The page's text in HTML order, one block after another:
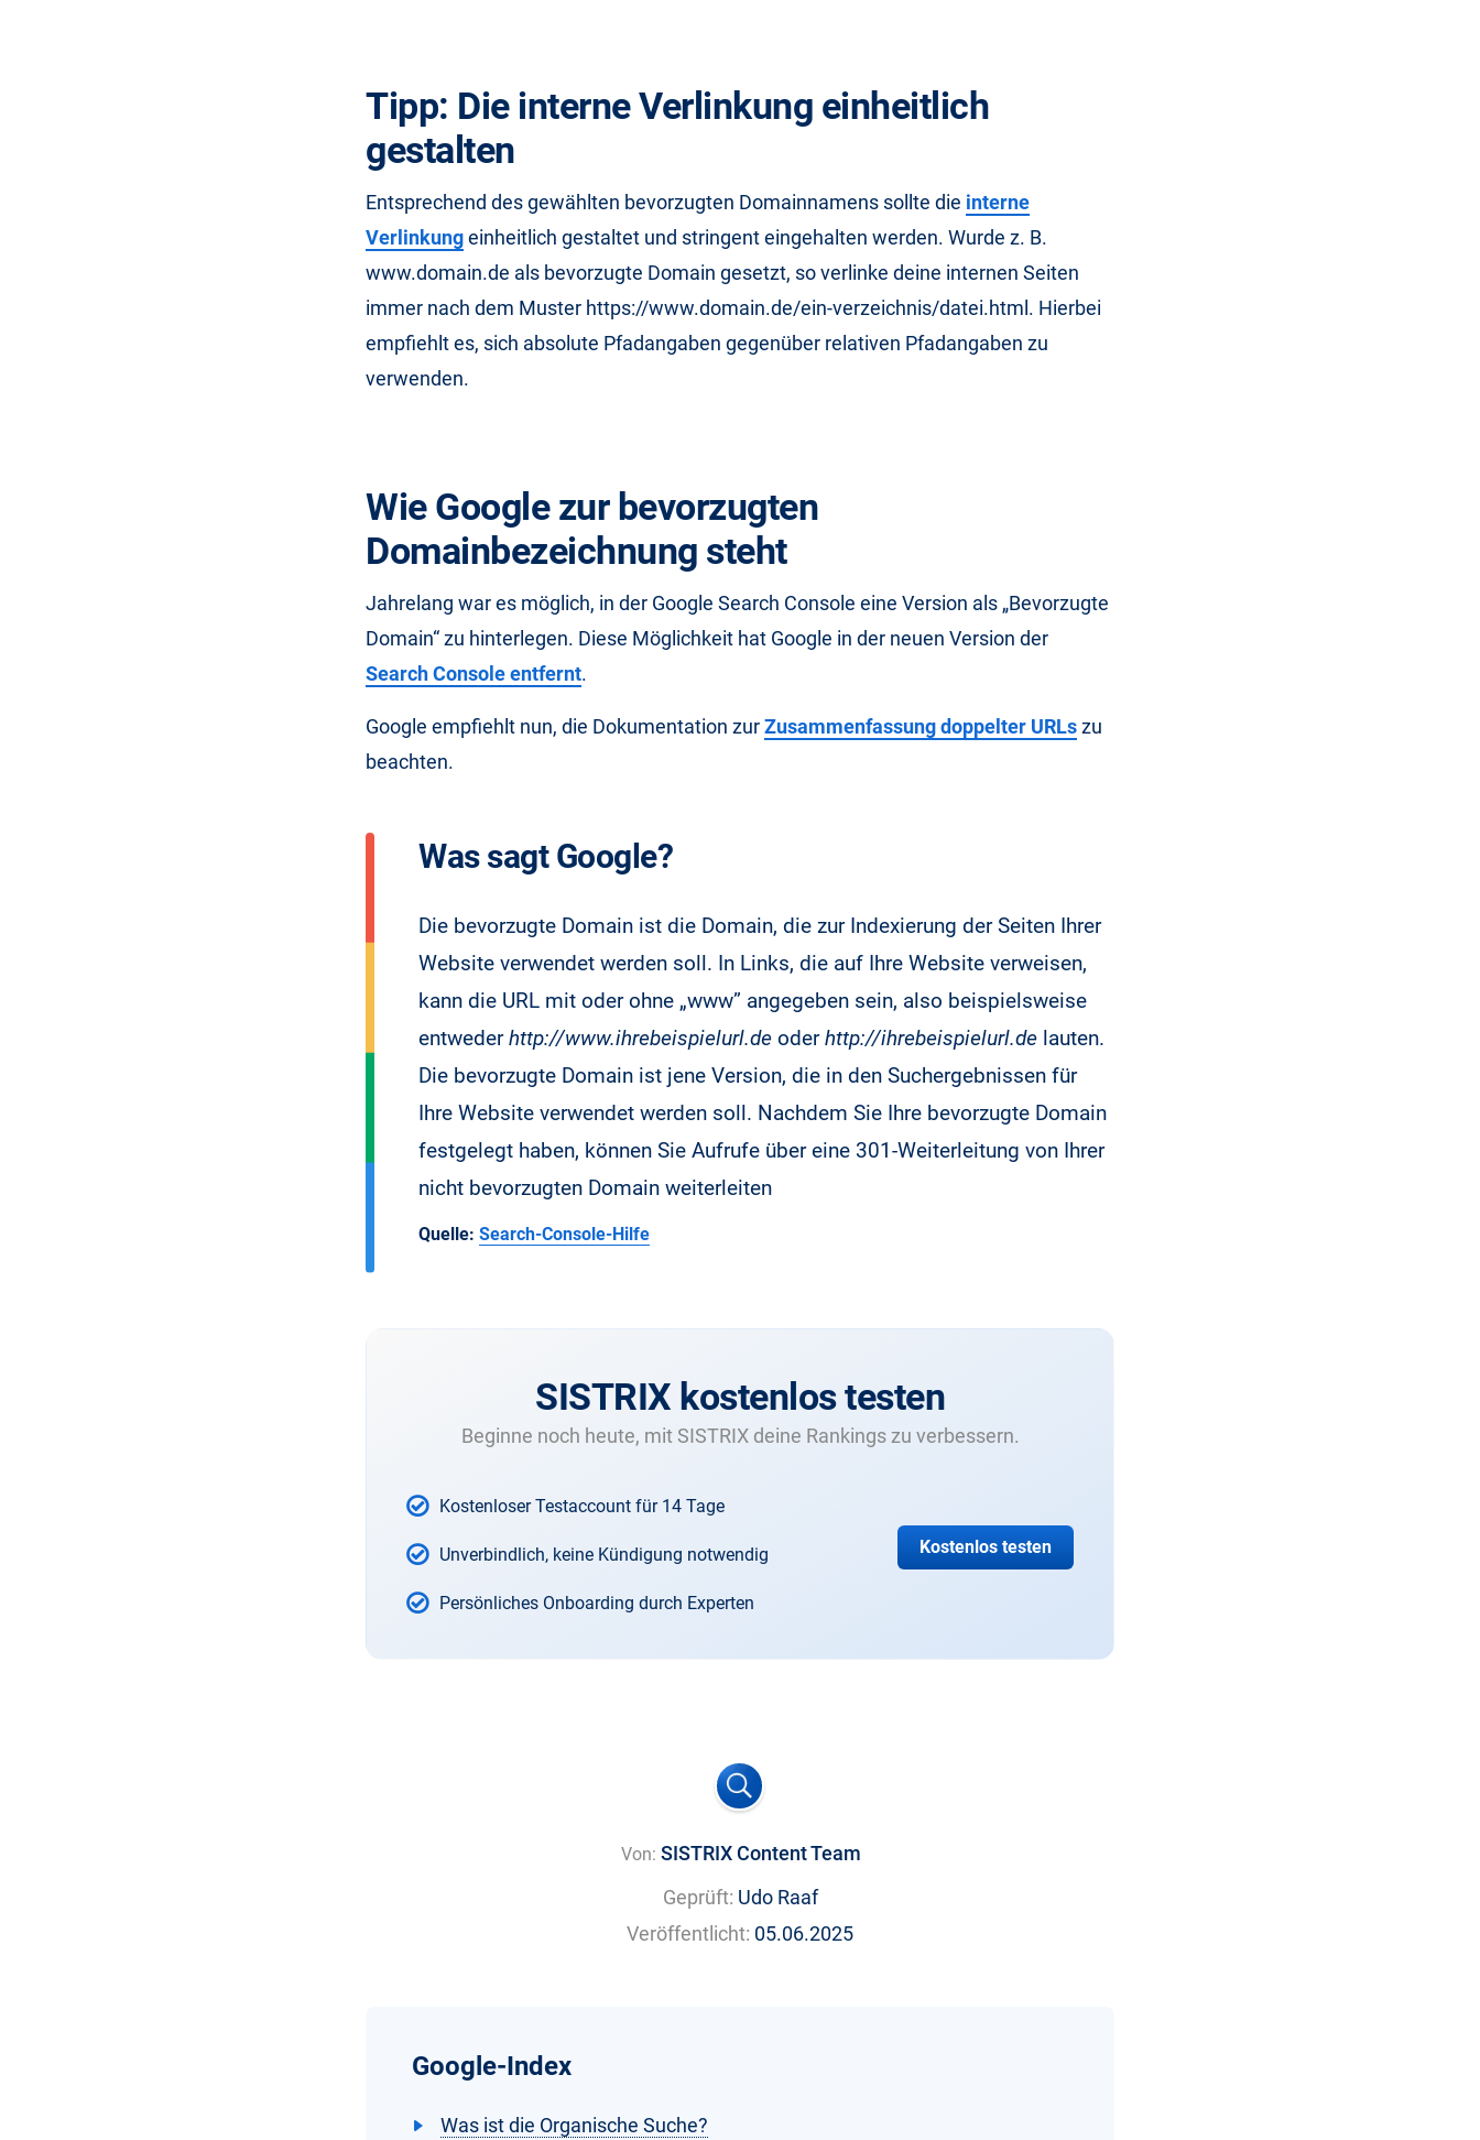
Tipp: Die interne Verlinkung einheitlich
gestalten
Entsprechend des gewählten bevorzugten Domainnamens sollte die interne
Verlinkungeinheitlich gestaltet und stringent eingehalten werden. Wurde z. B.
www.domain.de als bevorzugte Domain gesetzt, so verlinke deine internen Seiten
immer nach dem Muster https://www.domain.de/ein-verzeichnis/datei.html. Hierbei
empfiehlt es, sich absolute Pfadangaben gegenüber relativen Pfadangaben zu
verwenden.
Wie Google zur bevorzugten
Domainbezeichnung steht
Jahrelang war es möglich, in der Google Search Console eine Version als „Bevorzugte
Domain“ zu hinterlegen. Diese Möglichkeit hat Google in der neuen Version der
Search Console entfernt.
Google empfiehlt nun, die Dokumentation zurZusammenfassung doppelter URLszu
beachten.
Was sagt Google?
Die bevorzugte Domain ist die Domain, die zur Indexierung der Seiten Ihrer
Website verwendet werden soll. In Links, die auf Ihre Website verweisen,
kann die URL mit oder ohne „www” angegeben sein, also beispielsweise
entwederhttp://www.ihrebeispielurl.de oderhttp://ihrebeispielurl.de lauten.
Die bevorzugte Domain ist jene Version, die in den Suchergebnissen für
Ihre Website verwendet werden soll. Nachdem Sie Ihre bevorzugte Domain
festgelegt haben, können Sie Aufrufe über eine 301-Weiterleitung von Ihrer
nicht bevorzugten Domain weiterleiten
Quelle: Search-Console-Hilfe
SISTRIX kostenlos testen
Beginne noch heute, mit SISTRIX deine Rankings zu verbessern.
Kostenloser Testaccount für 14 Tage
Unverbindlich, keine Kündigung notwendig
Persönliches Onboarding durch Experten
Kostenlos testen
Von: SISTRIX Content Team
Geprüft: Udo Raaf
Veröffentlicht: 05.06.2025
Google-Index
Was ist die Organische Suche?